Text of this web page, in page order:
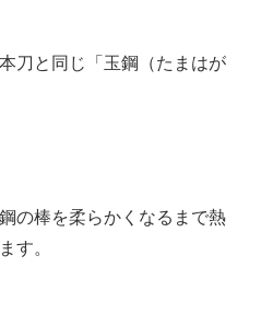
刀と同じ「玉鋼（たまはが
の棒を柔らかくなるまで熱
す。